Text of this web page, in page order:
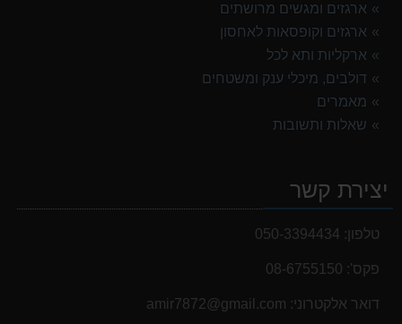
ארגזים ומגשים מרושתים
ארגזים וקופסאות לאחסון
ארקליות ותא לכל
דולבים, מיכלי ענק ומשטחים
מאמרים
שאלות ותשובות
יצירת קשר
טלפון: 050-3394434
פקס': 08-6755150
דואר אלקטרוני: ‫amir7872@gmail.com‬